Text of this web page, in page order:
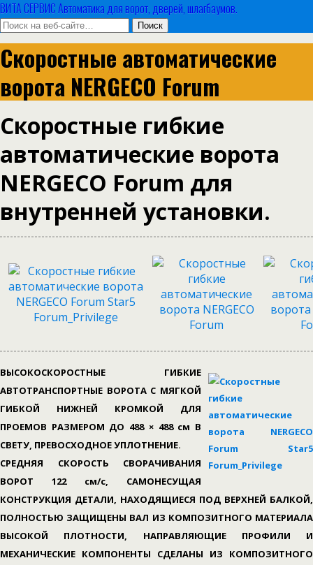
ВИТА СЕРВИС Автоматика для ворот, дверей, шлагбаумов.
Скоростные автоматические
ворота NERGECO Forum
Скоростные гибкие
автоматические ворота
NERGECO Forum для
внутренней установки.
ВЫСОКОСКОРОСТНЫЕ ГИБКИЕ
АВТОТРАНСПОРТНЫЕ ВОРОТА С МЯГКОЙ
ГИБКОЙ НИЖНЕЙ КРОМКОЙ ДЛЯ
ПРОЕМОВ РАЗМЕРОМ ДО 488 × 488 см В
СВЕТУ, ПРЕВОСХОДНОЕ УПЛОТНЕНИЕ.
СРЕДНЯЯ СКОРОСТЬ СВОРАЧИВАНИЯ
ВОРОТ 122 см/с, САМОНЕСУЩАЯ
КОНСТРУКЦИЯ ДЕТАЛИ, НАХОДЯЩИЕСЯ ПОД ВЕРХНЕЙ БАЛКОЙ,
ПОЛНОСТЬЮ ЗАЩИЩЕНЫ ВАЛ ИЗ КОМПОЗИТНОГО МАТЕРИАЛА
ВЫСОКОЙ ПЛОТНОСТИ, НАПРАВЛЯЮЩИЕ ПРОФИЛИ И
МЕХАНИЧЕСКИЕ КОМПОНЕНТЫ СДЕЛАНЫ ИЗ КОМПОЗИТНОГО